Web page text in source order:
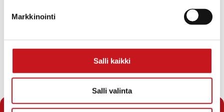
Markkinointi
Salli kaikki
Salli valinta
KULTTUURI
20.8.2025 — 15:24
kyläkävelyt Hanke käynnistettiin maaliskuun 2024 aikana
pitämällä jokaisen kumppanikunnan kanssa aloituspalaveri.